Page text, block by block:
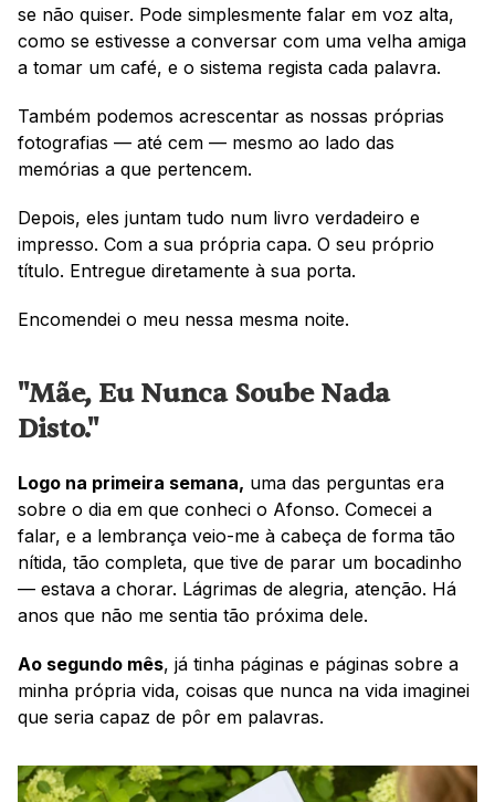
se não quiser. Pode simplesmente falar em voz alta,
como se estivesse a conversar com uma velha amiga
a tomar um café, e o sistema regista cada palavra.
Também podemos acrescentar as nossas próprias
fotografias — até cem — mesmo ao lado das
memórias a que pertencem.
Depois, eles juntam tudo num livro verdadeiro e
impresso. Com a sua própria capa. O seu próprio
título. Entregue diretamente à sua porta.
Encomendei o meu nessa mesma noite.
"Mãe, Eu Nunca Soube Nada
Disto."
Logo na primeira semana, uma das perguntas era
sobre o dia em que conheci o Afonso. Comecei a
falar, e a lembrança veio-me à cabeça de forma tão
nítida, tão completa, que tive de parar um bocadinho
— estava a chorar. Lágrimas de alegria, atenção. Há
anos que não me sentia tão próxima dele.
Ao segundo mês, já tinha páginas e páginas sobre a
minha própria vida, coisas que nunca na vida imaginei
que seria capaz de pôr em palavras.